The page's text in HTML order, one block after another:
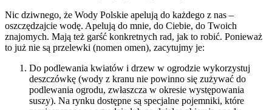
Nic dziwnego, że Wody Polskie apelują do każdego z nas –
oszczędzajcie wodę. Apelują do mnie, do Ciebie, do Twoich
znajomych. Mają też garść konkretnych rad, jak to robić. Ponieważ
to już nie są przelewki (nomen omen), zacytujmy je:
Do podlewania kwiatów i drzew w ogrodzie wykorzystuj
deszczówkę (wody z kranu nie powinno się zużywać do
podlewania ogrodu, zwłaszcza w okresie występowania
suszy). Na rynku dostępne są specjalne pojemniki, które